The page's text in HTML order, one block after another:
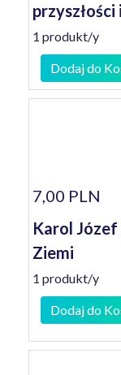
1 produkt/y
Dodaj do
7,00 PLN
Karol
Ziemi
1 produkt/y
Dodaj do